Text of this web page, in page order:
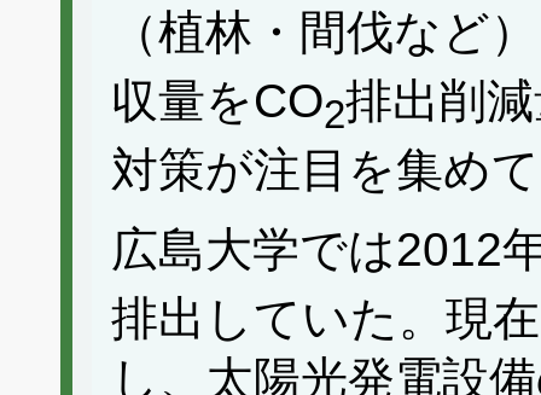
（植林・間伐など
収量をCO2排出削
対策が注目を集め
広島大学では2012
排出していた。現
し、太陽光発電設